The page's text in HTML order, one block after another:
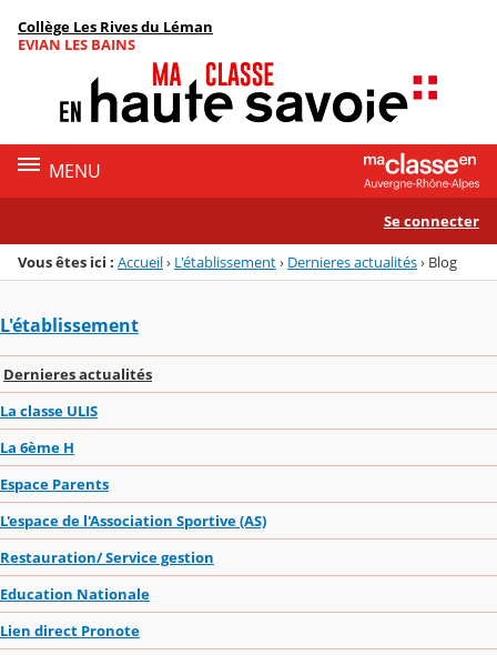
Menu de la rubrique
Contenu
Collège Les Rives du Léman
EVIAN LES BAINS
MENU
Se connecter
Vous êtes ici : Accueil› L'établissement› Dernieres actualités› Blog
L'établissement
Dernieres actualités
La classe ULIS
La 6ème H
Espace Parents
L'espace de l'Association Sportive (AS)
Restauration/ Service gestion
Education Nationale
Lien direct Pronote